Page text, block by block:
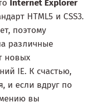
Internet Explorer
HTML5 и CSS3.
поэтому
различные
новых
IE. К счастью,
и если вдруг по
вы